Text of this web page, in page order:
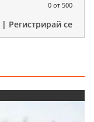
0 от 500
| Регистрирай се